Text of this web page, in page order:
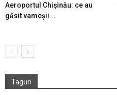
Aeroportul Chișinău: ce au
găsit vameșii...
Taguri